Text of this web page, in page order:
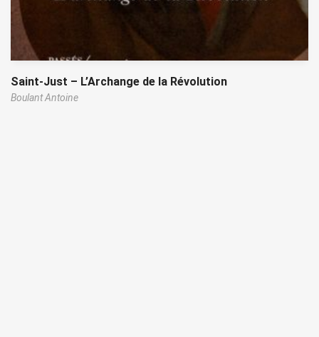
Saint-Just – L’Archange de la Révolution
Boulant Antoine